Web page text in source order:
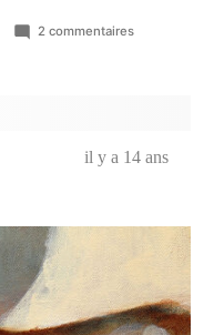
2 commentairessur
il y a 14 ans